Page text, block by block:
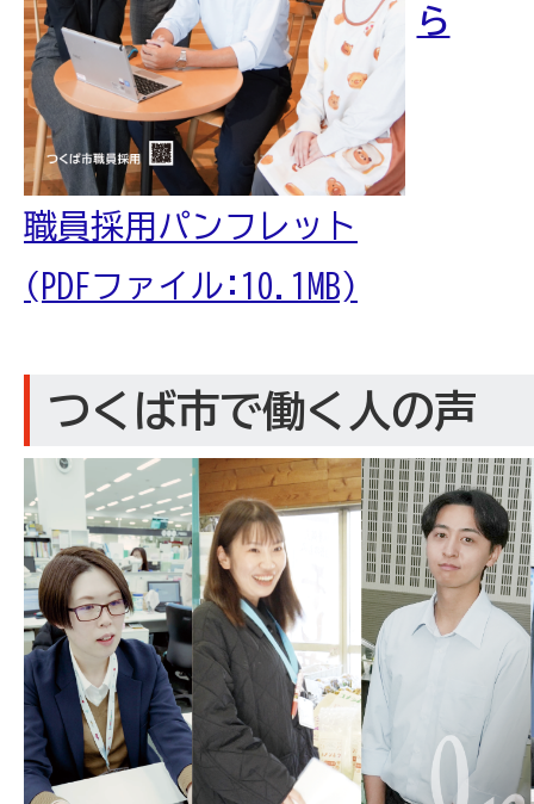
職員採用パンフレット
(PDFファイル:10.1MB)
ら
つくば市で働く人の声